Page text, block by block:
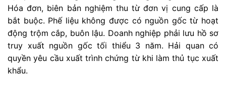
Hóa đơn, biên bản nghiệm thu từ đơn vị cung cấp là
bắt buộc. Phế liệu không được có nguồn gốc từ hoạt
động trộm cắp, buôn lậu. Doanh nghiệp phải lưu hồ sơ
truy xuất nguồn gốc tối thiểu 3 năm. Hải quan có
quyền yêu cầu xuất trình chứng từ khi làm thủ tục xuất
khẩu.